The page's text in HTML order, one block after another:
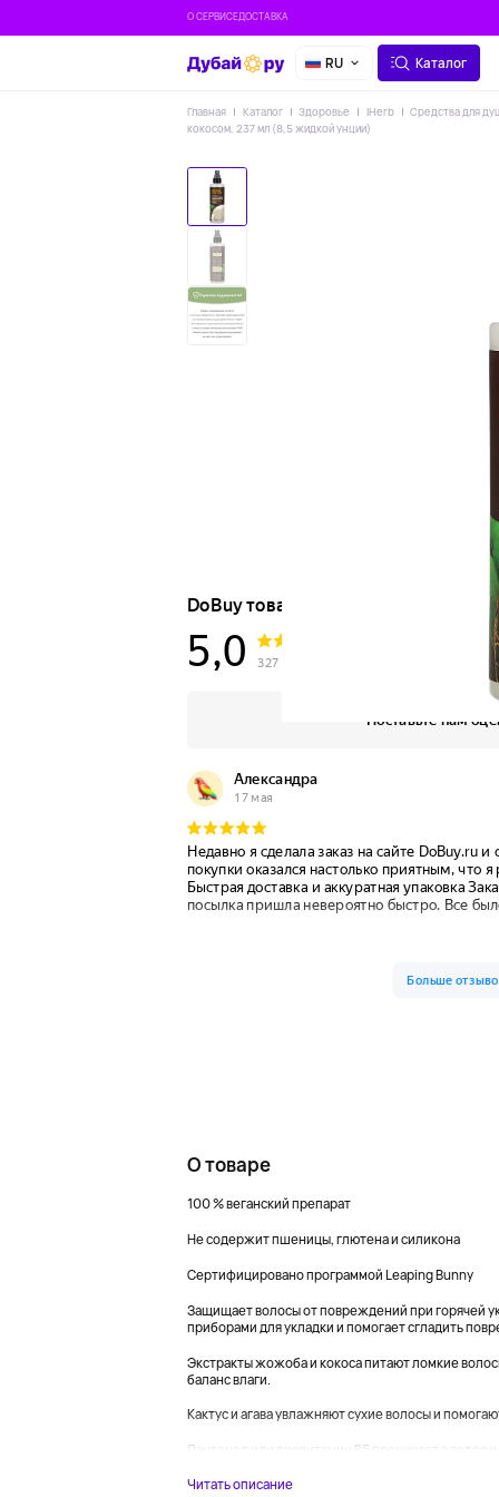
О СЕРВИСЕДОСТАВКА
RU Каталог
Главная Каталог Здоровье IHerb
Средства для
кокосом, 237 мл (8,5 жидкой унции)
О товаре
100 % веганский препарат
Не содержит пшеницы, глютена и силикона
Сертифицировано программой Leaping Bunny
Защищает волосы от повреждений при горячей
приборами для укладки и помогает сгладить
Экстракты жожоба и кокоса питают ломкие
баланс влаги.
Кактус и агава увлажняют сухие волосы и
Пантенол или провитамин B5 проникает в волос и
Читать описание